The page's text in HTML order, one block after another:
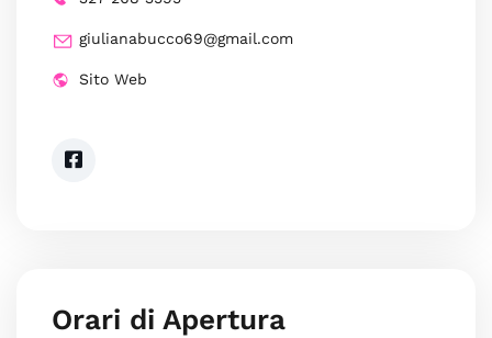
giulianabucco69@gmail.com
Sito Web
Orari di Apertura